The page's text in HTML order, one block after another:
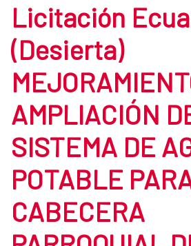
Licitación
(Desierta)
AMPLIACIÓN
SISTEMA DE
POTABLE
CABECERA